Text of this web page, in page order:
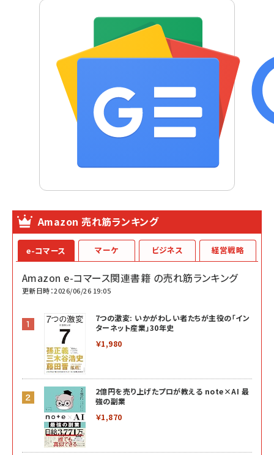
Amazon 売れ筋ランキング
e-コマース
Amazon e-コマース関連書籍 の売れ筋ランキング
更新日時：2026/06/26 19:05
7つの激変: いかがわしい者たちが主役の「イン
ターネット産業」30年史
￥1,980
2億円を売り上げたプロが教える note×AI 最
強の副業
￥1,870
マーケ ビジネス 経営戦略